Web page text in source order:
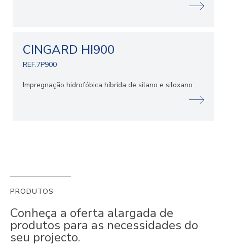
CINGARD HI900
REF.7P900
Impregnação hidrofóbica híbrida de silano e siloxano
PRODUTOS
Conheça a oferta alargada de
produtos para as necessidades do
seu projecto.